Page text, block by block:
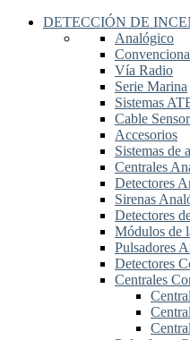
DETECCIÓN DE
Analógico
Vía Radio
Serie Marina
Sistemas
Cable
Accesorios
Sistemas de
Centrales
Detectores
Sirenas
Detectores
Módulos de
Pulsadores
Detectores
Centrales